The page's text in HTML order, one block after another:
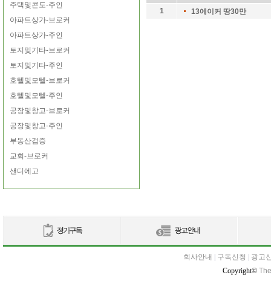
주택및콘도-주인
아파트상가-브로커
아파트상가-주인
토지및기타-브로커
토지및기타-주인
호텔및모텔-브로커
호텔및모텔-주인
공장및창고-브로커
공장및창고-주인
부동산검증
교회-브로커
샌디에고
1
13에이커 땅30만
회사안내 구독신청
광고
Copyright©